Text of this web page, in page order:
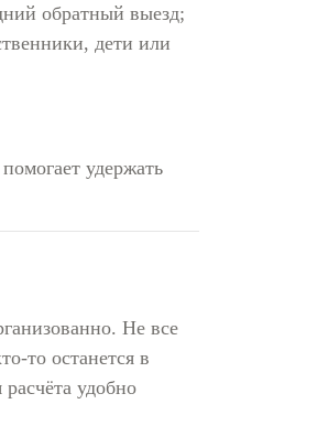
обратный выезд;
дети или
удержать
Не все
то останется в
удобно